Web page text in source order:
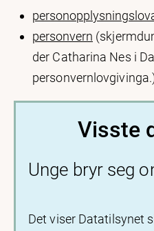
personvern
der Catharina Nes i
Visste
Unge bryr seg
Det viser Datatilsynet